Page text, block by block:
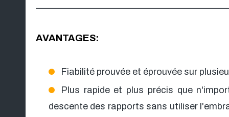
AVANTAGES:
Fiabilité prouvée et éprouvée sur
Plus rapide et plus précis que
descente des rapports sans utiliser